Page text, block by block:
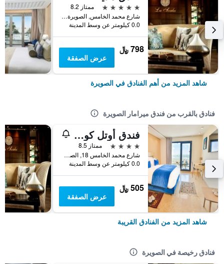
5 نجوم
ممتاز 8.2
شارع محمد الخامس, الصويرة, المغرب
0.0 كيلومتر عن وسط المدينة
798 ﷼
عرض الصفقة
شاهد المزيد من أهم الفنادق في الصويرة
فنادق بالقرب من فندق ميرامار الصويرة
فندق أوتل كوتيه أوسيون موجادور
4 نجوم
ممتاز 8.5
شارع محمد الخامس 18, الصويرة, المغرب
0.0 كيلومتر عن وسط المدينة
505 ﷼
عرض الصفقة
شاهد المزيد من الفنادق القريبة
فنادق رخيصة في الصويرة